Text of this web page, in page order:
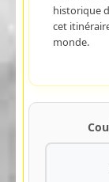
historique
cet
monde.